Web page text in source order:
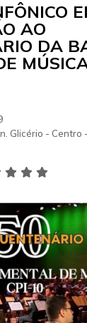
AO
DA
Glicério - Centro